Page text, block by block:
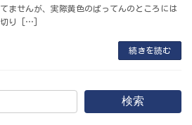
てませんが、実際黄色のばってんのところには
切り […]
続きを読む
検索